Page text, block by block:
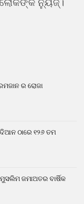
ର ରୋଜା
ଠାରେ ୧୨୬ ତମ
ଜମାଅତର ବାର୍ଷିକ